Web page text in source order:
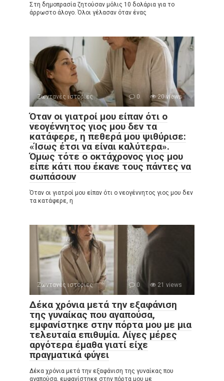
Στη δημοπρασία ζητούσαν μόλις 10 δολάρια για το
άρρωστο άλογο. Όλοι γέλασαν όταν ένας
Ζωντανές ιστορίες 0 20 views
Όταν οι γιατροί μου είπαν ότι ο
νεογέννητος γιος μου δεν τα
κατάφερε, η πεθερά μου ψιθύρισε:
«Ίσως έτσι να είναι καλύτερα».
Όμως τότε ο οκτάχρονος γιος μου
είπε κάτι που έκανε τους πάντες να
σωπάσουν
Όταν οι γιατροί μου είπαν ότι ο νεογέννητος γιος μου δεν
τα κατάφερε, η
Ζωντανές ιστορίες 0 21 views
Δέκα χρόνια μετά την εξαφάνιση
της γυναίκας που αγαπούσα,
εμφανίστηκε στην πόρτα μου με μια
τελευταία επιθυμία. Λίγες μέρες
αργότερα έμαθα γιατί είχε
πραγματικά φύγει
Δέκα χρόνια μετά την εξαφάνιση της γυναίκας που
αγαπούσα, εμφανίστηκε στην πόρτα μου με